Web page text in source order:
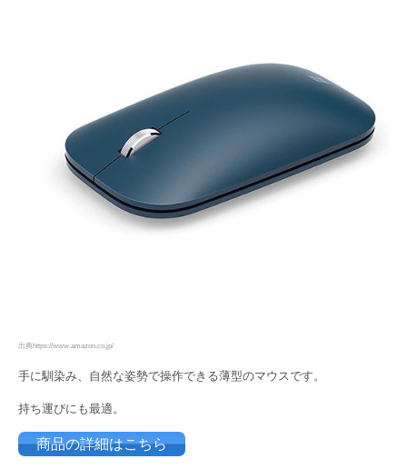
出典https://www.amazon.co.jp/
手に馴染み、自然な姿勢で操作できる薄型のマウスです。
持ち運びにも最適。
商品の詳細はこちら